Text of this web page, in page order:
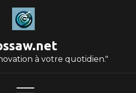
à votre quotidien."